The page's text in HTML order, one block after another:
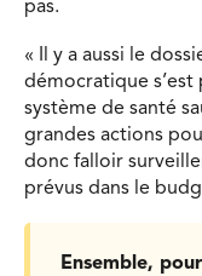
pas.
« Il y a aussi le
démocratique
système de santé
grandes actions
donc falloir
prévus dans le
Ensemble,